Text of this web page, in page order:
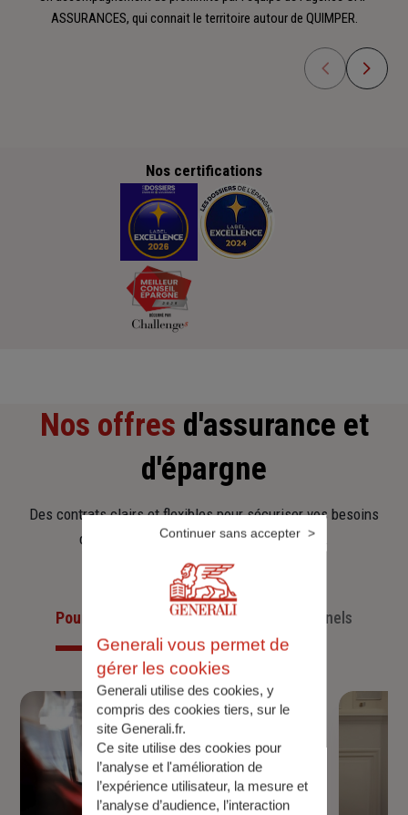
ASSURANCES, qui connait le territoire autour de QUIMPER.
Nos certifications
Nos offres d'assurance et
d'épargne
Des contrats clairs et flexibles pour sécuriser vos besoins
d’aujourd’hui et anticiper ceux de demain.
Pour les particuliersPour les professionnels
Generali vous permet de
gérer les cookies
Generali utilise des cookies, y
compris des cookies tiers, sur le
site Generali.fr.
Ce site utilise des cookies pour
l’analyse et l'amélioration de
l’expérience utilisateur, la mesure et
l’analyse d’audience, l’interaction
Continuer sans accepter